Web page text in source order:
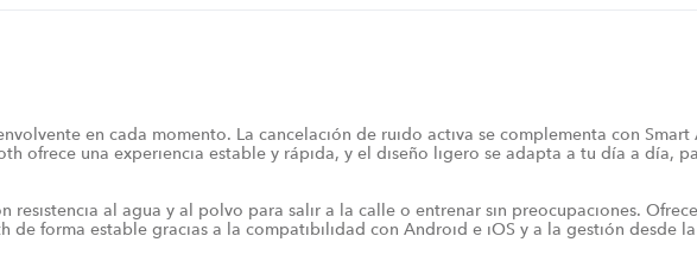
en cada momento. La cancelación de ruido activa se complementa con
ofrece una experiencia estable y rápida, y el diseño ligero se adapta a tu día a día,
al agua y al polvo para salir a la calle o entrenar sin preocupaciones.
forma estable gracias a la compatibilidad con Android e iOS y a la gestión desde